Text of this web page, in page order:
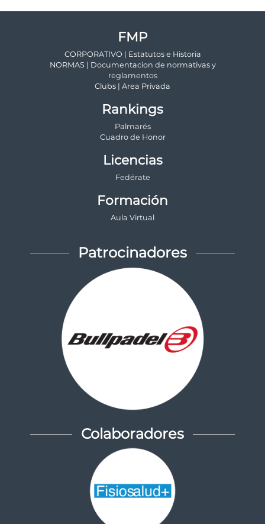
FMP
CORPORATIVO | Estatutos e Historia
NORMAS | Documentacion de normativas y
reglamentos
Clubs | Area Privada
Rankings
Palmarés
Cuadro de Honor
Licencias
Fedérate
Formación
Aula Virtual
Patrocinadores
Colaboradores